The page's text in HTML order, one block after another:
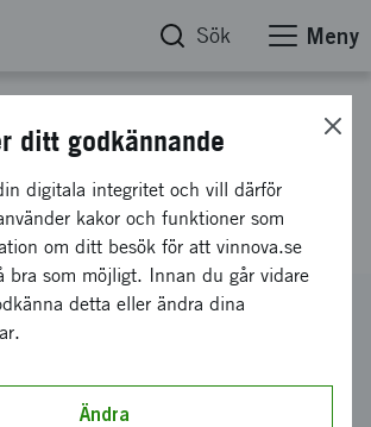
Sök Meny
mot
AB-Athera Biotechnologies AB
ditt godkännande
digitala integritet och vill därför
kakor och funktioner som
om ditt besök för att vinnova.se
bra som möjligt. Innan du går vidare
detta eller ändra dina
Ändra